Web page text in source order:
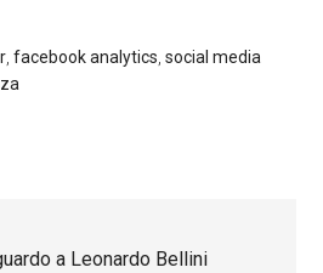
,facebook analytics ,social media
a Leonardo Bellini